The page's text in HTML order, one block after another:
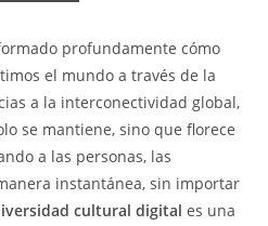
profundamente cómo
el mundo a través de la
a la interconectividad global,
se mantiene, sino que florece
a las personas, las
instantánea, sin importar
cultural digital es una